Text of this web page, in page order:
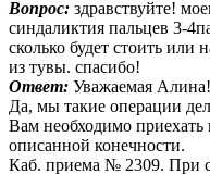
Вопрос: здравствуйте!
синдаликтия пальцев 3-
сколько будет стоить или
из тувы. спасибо!
Ответ: Уважаемая Алина!
Да, мы такие операции
Вам необходимо
описанной конечности.
Каб. приема № 2309. При